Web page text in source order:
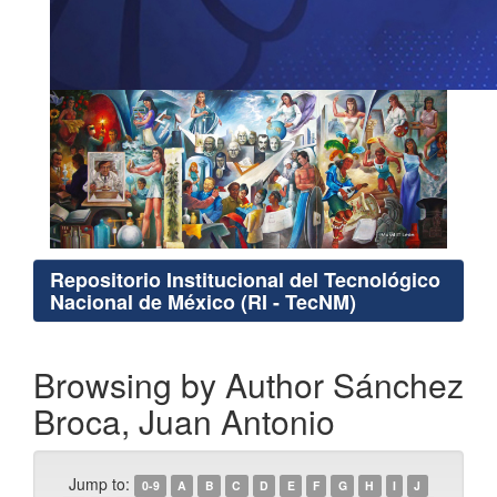
Repositorio Institucional del Tecnológico
Nacional de México (RI - TecNM)
Browsing by Author Sánchez
Broca, Juan Antonio
Jump to: 0-9 A B C D E F G H I
J